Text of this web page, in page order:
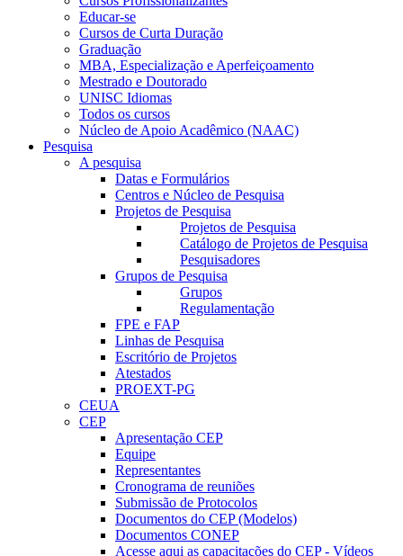
Educar-se
Cursos de Curta Duração
Graduação
MBA, Especialização e Aperfeiçoamento
Mestrado e Doutorado
UNISC Idiomas
Todos os cursos
Núcleo de Apoio Acadêmico (NAAC)
Pesquisa
A pesquisa
Datas e Formulários
Centros e Núcleo de Pesquisa
Projetos de Pesquisa
Projetos de Pesquisa
Catálogo de Projetos de Pesquisa
Pesquisadores
Grupos de Pesquisa
Grupos
Regulamentação
FPE e FAP
Linhas de Pesquisa
Escritório de Projetos
Atestados
PROEXT-PG
CEUA
CEP
Apresentação CEP
Equipe
Representantes
Cronograma de reuniões
Submissão de Protocolos
Documentos do CEP (Modelos)
Documentos CONEP
Acesse aqui as capacitações do CEP - Vídeos